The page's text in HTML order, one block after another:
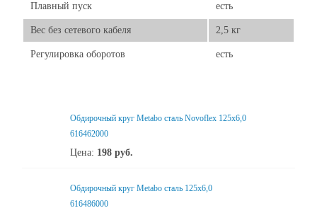
Плавный пуск есть
Вес без сетевого кабеля 2,5 кг
Регулировка оборотов есть
Обдирочный круг Metabo сталь Novoflex 125x6,0
616462000
Цена: 198 руб.
Обдирочный круг Metabo сталь 125x6,0
616486000